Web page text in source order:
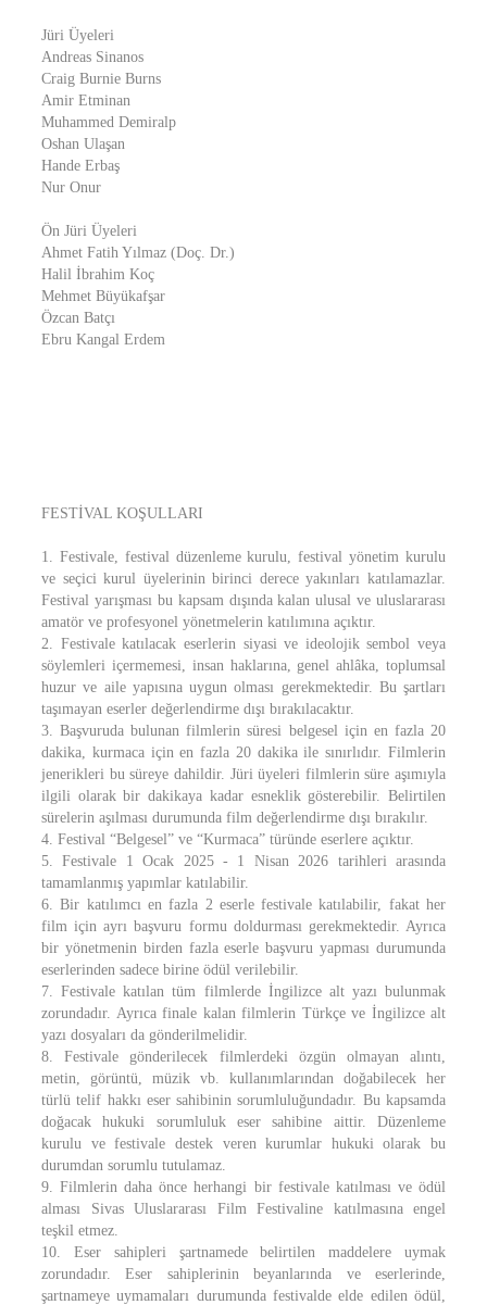
Jüri Üyeleri
Andreas Sinanos
Craig Burnie Burns
Amir Etminan
Muhammed Demiralp
Oshan Ulaşan
Hande Erbaş
Nur Onur
Ön Jüri Üyeleri
Ahmet Fatih Yılmaz (Doç. Dr.)
Halil İbrahim Koç
Mehmet Büyükafşar
Özcan Batçı
Ebru Kangal Erdem
FESTİVAL KOŞULLARI
1. Festivale, festival düzenleme kurulu, festival yönetim kurulu
ve seçici kurul üyelerinin birinci derece yakınları katılamazlar.
Festival yarışması bu kapsam dışında kalan ulusal ve uluslararası
amatör ve profesyonel yönetmelerin katılımına açıktır.
2. Festivale katılacak eserlerin siyasi ve ideolojik sembol veya
söylemleri içermemesi, insan haklarına, genel ahlâka, toplumsal
huzur ve aile yapısına uygun olması gerekmektedir. Bu şartları
taşımayan eserler değerlendirme dışı bırakılacaktır.
3. Başvuruda bulunan filmlerin süresi belgesel için en fazla 20
dakika, kurmaca için en fazla 20 dakika ile sınırlıdır. Filmlerin
jenerikleri bu süreye dahildir. Jüri üyeleri filmlerin süre aşımıyla
ilgili olarak bir dakikaya kadar esneklik gösterebilir. Belirtilen
sürelerin aşılması durumunda film değerlendirme dışı bırakılır.
4. Festival “Belgesel” ve “Kurmaca” türünde eserlere açıktır.
5. Festivale 1 Ocak 2025 - 1 Nisan 2026 tarihleri arasında
tamamlanmış yapımlar katılabilir.
6. Bir katılımcı en fazla 2 eserle festivale katılabilir, fakat her
film için ayrı başvuru formu doldurması gerekmektedir. Ayrıca
bir yönetmenin birden fazla eserle başvuru yapması durumunda
eserlerinden sadece birine ödül verilebilir.
7. Festivale katılan tüm filmlerde İngilizce alt yazı bulunmak
zorundadır. Ayrıca finale kalan filmlerin Türkçe ve İngilizce alt
yazı dosyaları da gönderilmelidir.
8. Festivale gönderilecek filmlerdeki özgün olmayan alıntı,
metin, görüntü, müzik vb. kullanımlarından doğabilecek her
türlü telif hakkı eser sahibinin sorumluluğundadır. Bu kapsamda
doğacak hukuki sorumluluk eser sahibine aittir. Düzenleme
kurulu ve festivale destek veren kurumlar hukuki olarak bu
durumdan sorumlu tutulamaz.
9. Filmlerin daha önce herhangi bir festivale katılması ve ödül
alması Sivas Uluslararası Film Festivaline katılmasına engel
teşkil etmez.
10. Eser sahipleri şartnamede belirtilen maddelere uymak
zorundadır. Eser sahiplerinin beyanlarında ve eserlerinde,
şartnameye uymamaları durumunda festivalde elde edilen ödül,